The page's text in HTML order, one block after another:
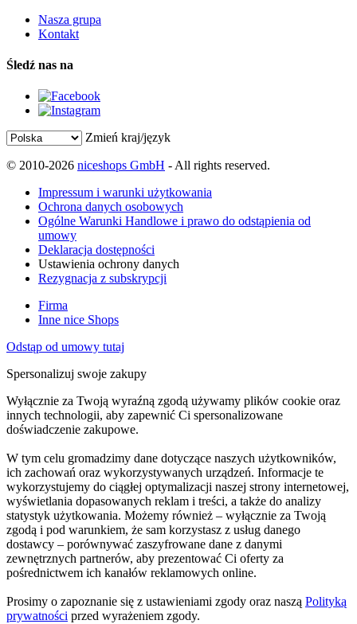
Nasza grupa
Kontakt
Śledź nas na
Zmień kraj/język
© 2010-2026 niceshops GmbH - All rights reserved.
Impressum i warunki użytkowania
Ochrona danych osobowych
Ogólne Warunki Handlowe i prawo do odstąpienia od
umowy
Deklaracja dostępności
Ustawienia ochrony danych
Rezygnacja z subskrypcji
Firma
Inne nice Shops
Odstąp od umowy tutaj
Spersonalizuj swoje zakupy
Wyłącznie za Twoją wyraźną zgodą używamy plików cookie oraz
innych technologii, aby zapewnić Ci spersonalizowane
doświadczenie zakupowe.
W tym celu gromadzimy dane dotyczące naszych użytkowników,
ich zachowań oraz wykorzystywanych urządzeń. Informacje te
wykorzystujemy do ciągłej optymalizacji naszej strony internetowej,
wyświetlania dopasowanych reklam i treści, a także do analizy
statystyk użytkowania. Możemy również – wyłącznie za Twoją
zgodą i pod warunkiem, że sam korzystasz z usług danego
dostawcy – porównywać zaszyfrowane dane z danymi
zewnętrznych partnerów, aby prezentować Ci oferty za
pośrednictwem ich kanałów reklamowych online.
Prosimy o zapoznanie się z ustawieniami zgody oraz naszą Polityką
prywatności przed wyrażeniem zgody.